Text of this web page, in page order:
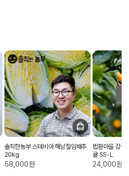
솔직한농부 스테비아 해남절임배추
20kg
58,000원
법환마을 감귤
귤 SS-L
24,000원